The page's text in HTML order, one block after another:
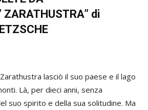
ZARATHUSTRA” di
lasciò il suo paese e il lago
Là, per dieci anni, senza
suo spirito e della sua solitudine. Ma